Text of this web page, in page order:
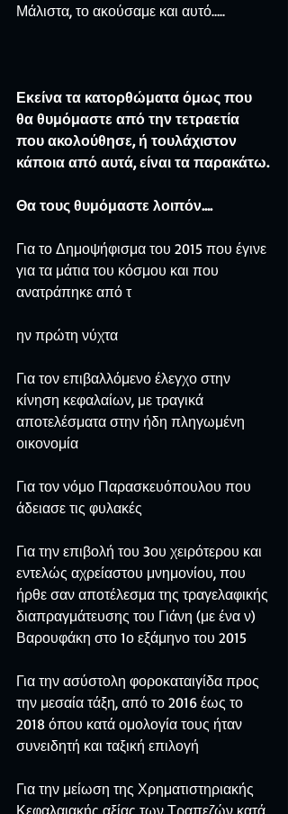
Μάλιστα, το ακούσαμε και αυτό…..
Εκείνα τα κατορθώματα όμως που
θα θυμόμαστε από την τετραετία
που ακολούθησε, ή τουλάχιστον
κάποια από αυτά, είναι τα παρακάτω.
Θα τους θυμόμαστε λοιπόν….
Για το Δημοψήφισμα του 2015 που έγινε
για τα μάτια του κόσμου και που
ανατράπηκε από τ
ην πρώτη νύχτα
Για τον επιβαλλόμενο έλεγχο στην
κίνηση κεφαλαίων, με τραγικά
αποτελέσματα στην ήδη πληγωμένη
οικονομία
Για τον νόμο Παρασκευόπουλου που
άδειασε τις φυλακές
Για την επιβολή του 3ου χειρότερου και
εντελώς αχρείαστου μνημονίου, που
ήρθε σαν αποτέλεσμα της τραγελαφικής
διαπραγμάτευσης του Γιάνη (με ένα ν)
Βαρουφάκη στο 1ο εξάμηνο του 2015
Για την ασύστολη φοροκαταιγίδα προς
την μεσαία τάξη, από το 2016 έως το
2018 όπου κατά ομολογία τους ήταν
συνειδητή και ταξική επιλογή
Για την μείωση της Χρηματιστηριακής
Κεφαλαιακής αξίας των Τραπεζών κατά